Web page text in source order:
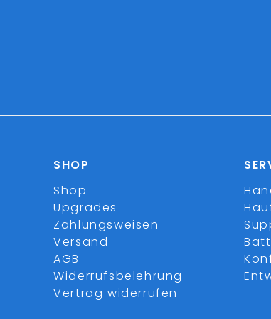
SHOP
Shop
Upgrades
Zahlungsweisen
Versand
AGB
Widerrufsbelehrung
Vertrag widerrufen